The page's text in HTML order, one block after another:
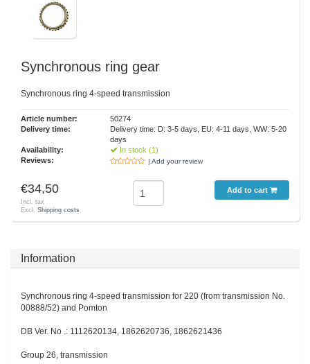
Synchronous ring gear
Synchronous ring 4-speed transmission
Article number:
50274
Delivery time:
Delivery time: D: 3-5 days, EU: 4-11 days, WW: 5-20
days
Availability:
In stock (1)
Reviews:
| Add your review
€34,50
Incl. tax
Excl. Shipping costs
Add to cart
Information
Synchronous ring 4-speed transmission for 220 (from transmission No.
00888/52) and Pomton
DB Ver. No .: 1112620134, 1862620736, 1862621436
Group 26, transmission